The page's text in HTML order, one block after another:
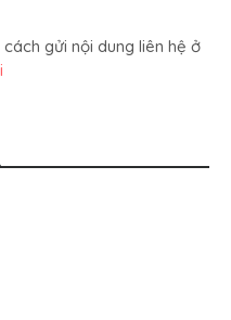
gửi nội dung liên hệ ở